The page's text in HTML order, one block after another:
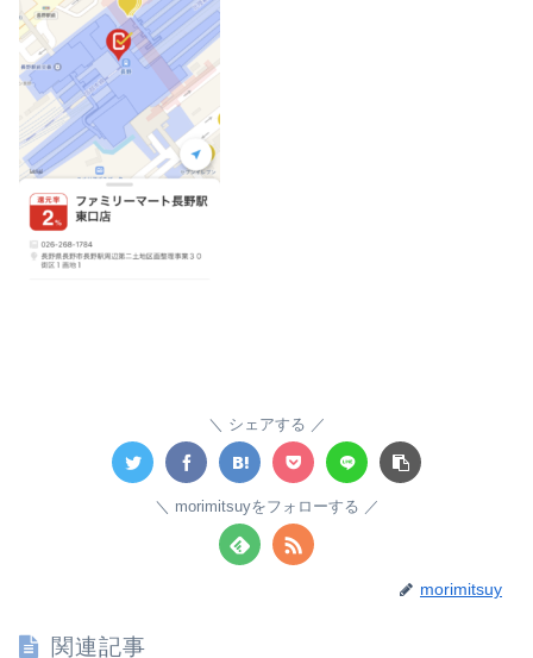
シェアする
morimitsuyをフォローする
morimitsuy
関連記事